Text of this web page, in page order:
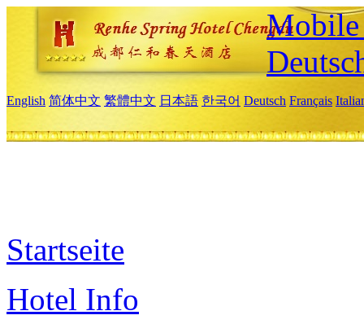
Mobile
English 简体中文 繁體中文 日本語 한국어 Deutsch Français
Startseite
Hotel Info